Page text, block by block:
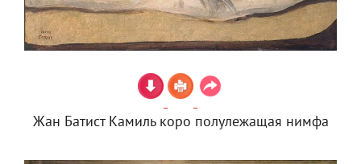
Жан Батист Камиль коро полулежащая нимфа